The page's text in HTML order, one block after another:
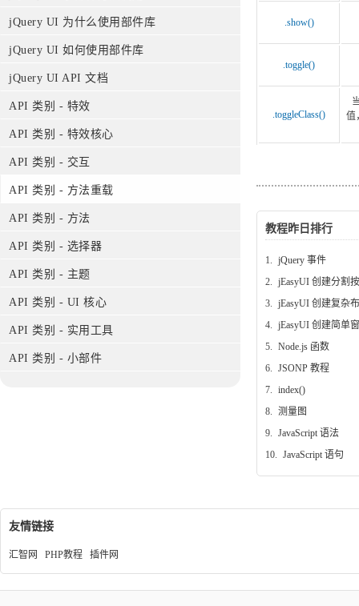
jQuery UI 为什么使用部件库
jQuery UI 如何使用部件库
jQuery UI API 文档
API 类别 - 特效
API 类别 - 特效核心
API 类别 - 交互
API 类别 - 方法重载
API 类别 - 方法
API 类别 - 选择器
API 类别 - 主题
API 类别 - UI 核心
API 类别 - 实用工具
API 类别 - 小部件
.show()
.toggle()
.toggleClass()
值
教程昨日排行
1. jQuery 事件
2. jEasyUI 创建分割
3. jEasyUI 创建复杂
4. jEasyUI 创建简单
5. Node.js 函数
6. JSONP 教程
7. index()
8. 测量图
9. JavaScript 语法
10. JavaScript 语句
友情链接
汇智网 PHP教程 插件网